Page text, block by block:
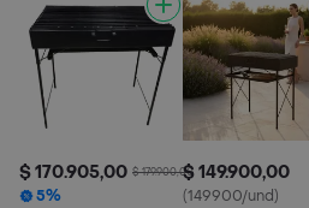
$ 170.905,00 $ 179.900,00
5%
$ 149.900,00
(149900/und)